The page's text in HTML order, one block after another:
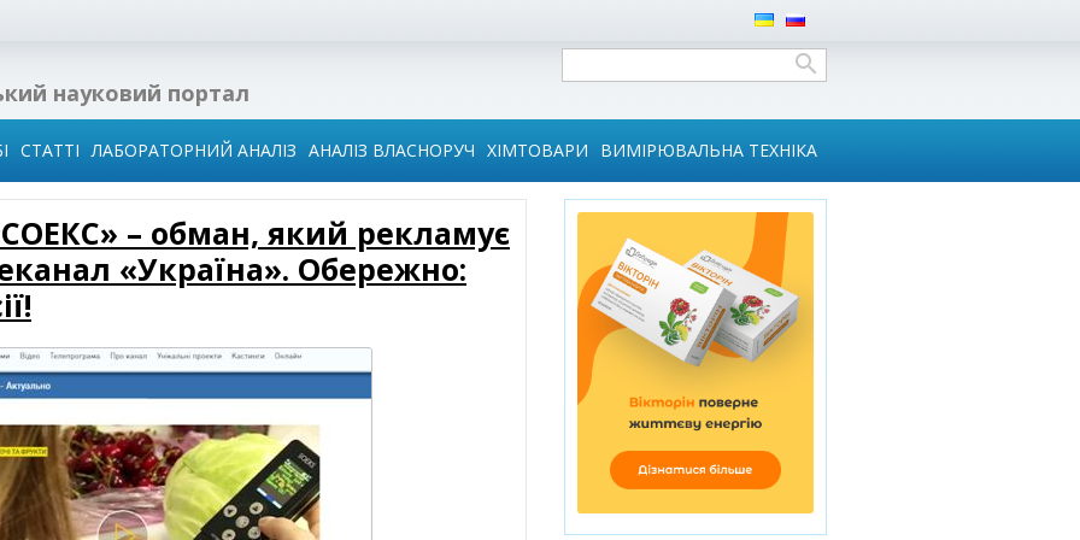
науковий портал
СТАТТІ ЛАБОРАТОРНИЙ АНАЛІЗ АНАЛІЗ ВЛАСНОРУЧ ХІМТОВАРИ ВИМІРЮВАЛЬНА ТЕХНІКА
– обман, який рекламує
«Україна». Обережно: